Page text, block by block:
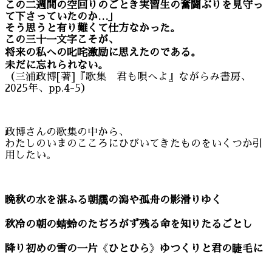
この二週間の空回りのごとき実習生の奮闘ぶりを見守っ
て下さっていたのか…」
そう思うと有り難くて仕方なかった。
この三十一文字こそが、
将来の私への叱咤激励に思えたのである。
未だに忘れられない。
（三浦政博[著]『歌集 君も唄へよ』ながらみ書房、
2025年、pp.4-5）
政博さんの歌集の中から、
わたしのいまのこころにひびいてきたものをいくつか引
用したい。
晩秋の水を湛ふる朝靄の潟や孤舟の影滑りゆく
秋冷の朝の蜻蛉のたぢろがず残る命を知りたるごとし
降り初めの雪の一片 《ひとひら》 ゆつくりと君の睫毛に